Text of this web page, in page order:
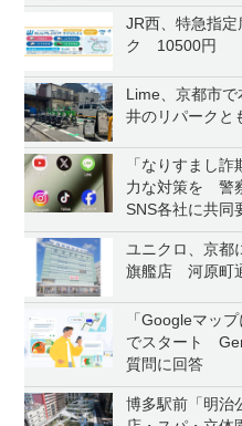
JR西、特急指定
ク 10500円
Lime、京都市
井のリパークと
「なりすまし
力な対策を 警
SNS各社に共同
ユニクロ、京都
旗艦店 河原町
「Googleマッ
でスタート
質問に回答
博多駅前「明治